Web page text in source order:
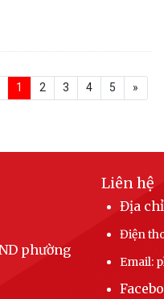
1 2 3 4 5 »
phường
Liên hệ
Địa
Điện
Email: